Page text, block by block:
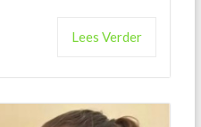
Lees Verder